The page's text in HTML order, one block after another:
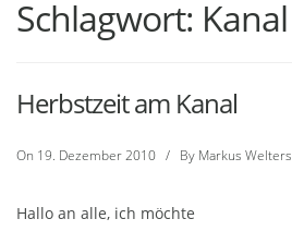
Schlagwort: Kanal
Herbstzeit am Kanal
On 19. Dezember 2010 / By Markus Welters
Hallo an alle, ich möchte